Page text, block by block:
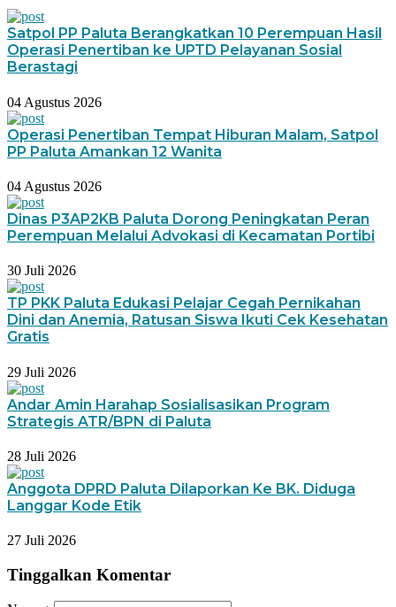
Satpol PP Paluta Berangkatkan 10 Perempuan Hasil
Operasi Penertiban ke UPTD Pelayanan Sosial
Berastagi
04 Agustus 2026
Operasi Penertiban Tempat Hiburan Malam, Satpol
PP Paluta Amankan 12 Wanita
04 Agustus 2026
Dinas P3AP2KB Paluta Dorong Peningkatan Peran
Perempuan Melalui Advokasi di Kecamatan Portibi
30 Juli 2026
TP PKK Paluta Edukasi Pelajar Cegah Pernikahan
Dini dan Anemia, Ratusan Siswa Ikuti Cek Kesehatan
Gratis
29 Juli 2026
Andar Amin Harahap Sosialisasikan Program
Strategis ATR/BPN di Paluta
28 Juli 2026
Anggota DPRD Paluta Dilaporkan Ke BK. Diduga
Langgar Kode Etik
27 Juli 2026
Tinggalkan Komentar